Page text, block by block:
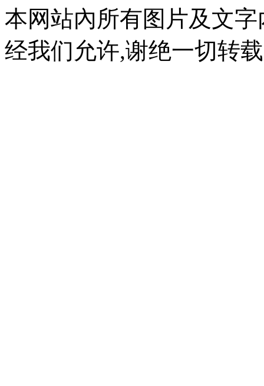
本网站內所有图片及文
经我们允许,谢绝一切转载